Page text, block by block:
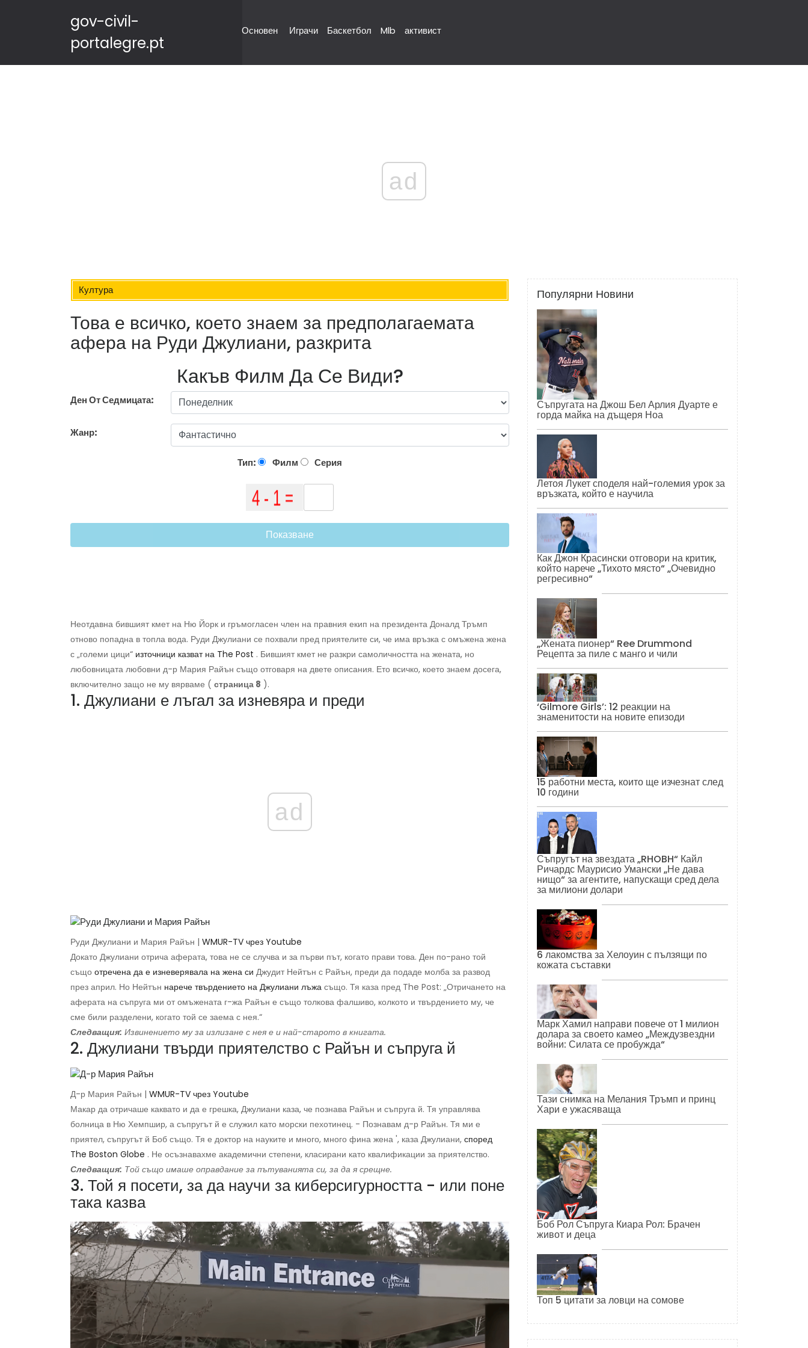
gov-civil-
portalegre.pt
Основен Играчи Баскетбол Mlb активист
ad
Култура
Това е всичко, което знаем за предполагаемата
афера на Руди Джулиани, разкрита
Какъв Филм Да Се Види?
Ден От Седмицата:
Жанр:
Тип: Филм Серия
Показване
Неотдавна бившият кмет на Ню Йорк и гръмогласен член на правния екип на президента Доналд Тръмп
отново попадна в топла вода. Руди Джулиани се похвали пред приятелите си, че има връзка с омъжена жена
с „големи цици“ източници казват на The Post . Бившият кмет не разкри самоличността на жената, но
любовницата любовни д-р Мария Райън също отговаря на двете описания. Ето всичко, което знаем досега,
включително защо не му вярваме ( страница 8 ).
1. Джулиани е лъгал за изневяра и преди
ad
Руди Джулиани и Мария Райън | WMUR-TV чрез Youtube
Докато Джулиани отрича аферата, това не се случва и за първи път, когато прави това. Ден по-рано той
също отречена да е изневерявала на жена си Джудит Нейтън с Райън, преди да подаде молба за развод
през април. Но Нейтън нарече твърдението на Джулиани лъжа също. Тя каза пред The ​​Post: „Отричането на
аферата на съпруга ми от омъжената г-жа Райън е също толкова фалшиво, колкото и твърдението му, че
сме били разделени, когато той се заема с нея.“
Следващия: Извинението му за излизане с нея е и най-старото в книгата.
2. Джулиани твърди приятелство с Райън и съпруга й
Д-р Мария Райън | WMUR-TV чрез Youtube
Макар да отричаше каквато и да е грешка, Джулиани каза, че познава Райън и съпруга й. Тя управлява
болница в Ню Хемпшир, а съпругът й е служил като морски пехотинец. - Познавам д-р Райън. Тя ми е
приятел, съпругът й Боб също. Тя е доктор на науките и много, много фина жена ', каза Джулиани, според
The ​​Boston Globe . Не осъзнавахме академични степени, класирани като квалификации за приятелство.
Следващия: Той също имаше оправдание за пътуванията си, за да я срещне.
3. Той я посети, за да научи за киберсигурността - или поне
така казва
Популярни Новини
Съпругата на Джош Бел Арлия Дуарте е
горда майка на дъщеря Ноа
Летоя Лукет споделя най-големия урок за
връзката, който е научила
Как Джон Красински отговори на критик,
който нарече „Тихото място“ „Очевидно
регресивно“
„Жената пионер“ Ree Drummond
Рецепта за пиле с манго и чили
‘Gilmore Girls’: 12 реакции на
знаменитости на новите епизоди
15 работни места, които ще изчезнат след
10 години
Съпругът на звездата „RHOBH“ Кайл
Ричардс Маурисио Умански „Не дава
нищо“ за агентите, напускащи сред дела
за милиони долари
6 лакомства за Хелоуин с пълзящи по
кожата съставки
Марк Хамил направи повече от 1 милион
долара за своето камео „Междузвездни
войни: Силата се пробужда“
Тази снимка на Мелания Тръмп и принц
Хари е ужасяваща
Боб Рол Съпруга Киара Рол: Брачен
живот и деца
Топ 5 цитати за ловци на сомове